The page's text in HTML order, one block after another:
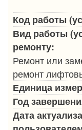
Код работы
Вид работы
ремонту:
Ремонт или
ремонт
Единица
Год
Дата